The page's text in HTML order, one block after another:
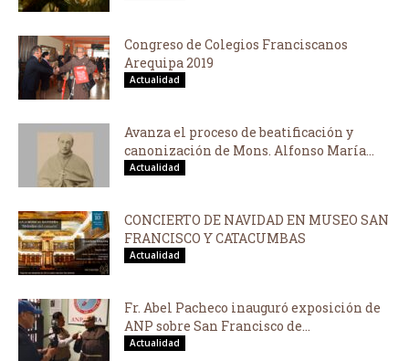
Congreso de Colegios Franciscanos
Arequipa 2019
Actualidad
Avanza el proceso de beatificación y
canonización de Mons. Alfonso María...
Actualidad
CONCIERTO DE NAVIDAD EN MUSEO SAN
FRANCISCO Y CATACUMBAS
Actualidad
Fr. Abel Pacheco inauguró exposición de
ANP sobre San Francisco de...
Actualidad